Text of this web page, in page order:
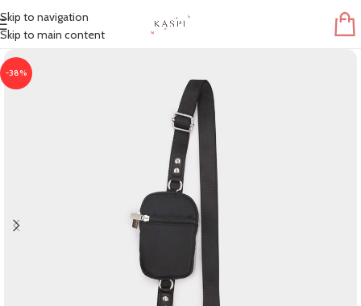
Skip to navigation
Skip to main content
-38%